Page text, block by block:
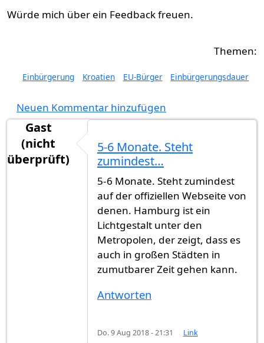
Würde mich über ein Feedback freuen.
Einbürgerung Kroatien EU-Bürger Einbürgerungsdauer
Neuen Kommentar hinzufügen
Gast
(nicht
überprüft)
5-6 Monate. Steht
zumindest…
5-6 Monate. Steht zumindest
auf der offiziellen Webseite von
denen. Hamburg ist ein
Lichtgestalt unter den
Metropolen, der zeigt, dass es
auch in großen Städten in
zumutbarer Zeit gehen kann.
Antworten
Do. 9 Aug 2018 - 21:31 Link